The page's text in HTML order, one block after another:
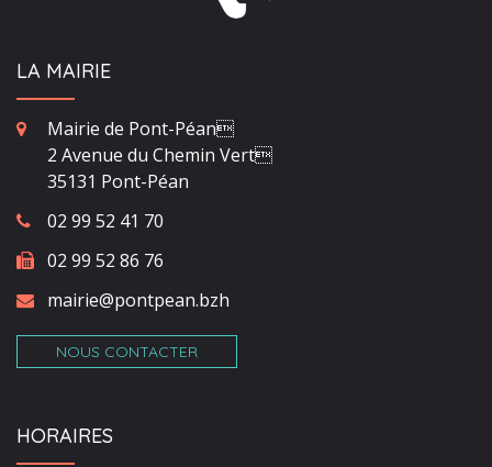
LA MAIRIE
Mairie de Pont-Péan
2 Avenue du Chemin Vert
35131 Pont-Péan
02 99 52 41 70
02 99 52 86 76
mairie@pontpean.bzh
NOUS CONTACTER
HORAIRES